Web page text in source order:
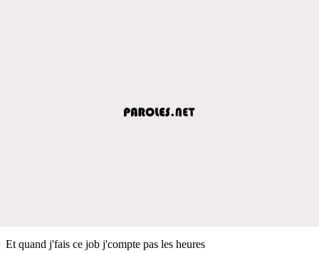
Et quand j'fais ce job j'compte pas les heures